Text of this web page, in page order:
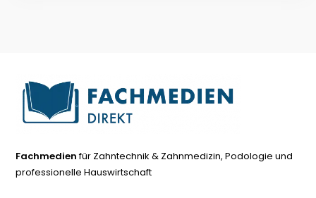
Fachmedienfür Zahntechnik & Zahnmedizin, Podologie und
professionelle Hauswirtschaft